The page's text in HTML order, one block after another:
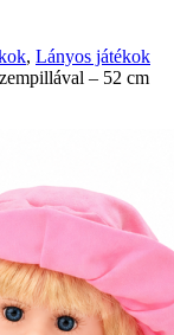
, Lányos játékok
– 52 cm